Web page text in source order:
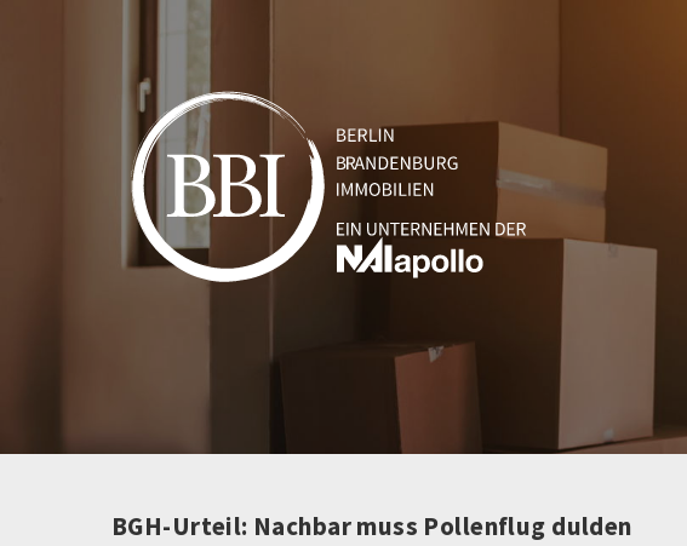
BGH-Urteil: Nachbar muss Pollenflug dulden